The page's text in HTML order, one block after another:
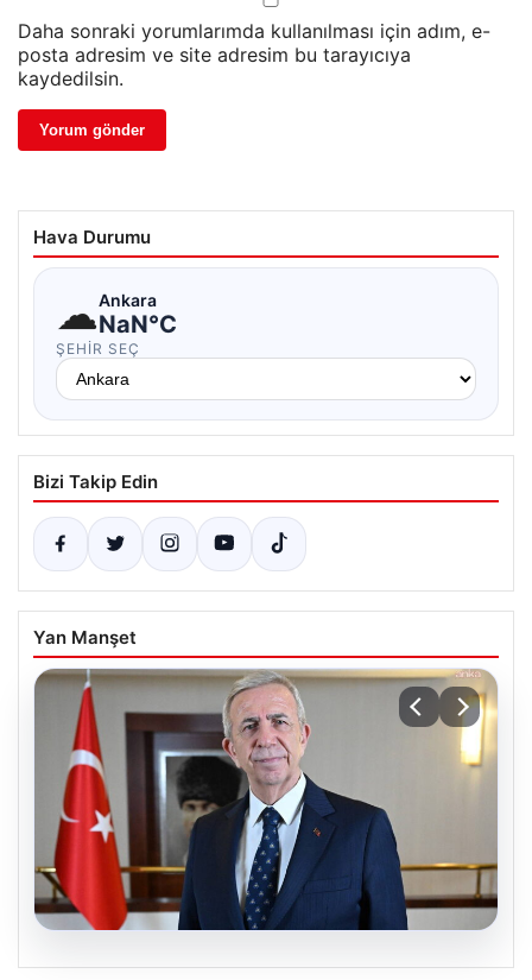
Daha sonraki yorumlarımda kullanılması için adım, e-
posta adresim ve site adresim bu tarayıcıya
kaydedilsin.
Hava Durumu
☁Ankara
NaN°C
ŞEHIR SEÇ
Bizi Takip Edin
Yan Manşet